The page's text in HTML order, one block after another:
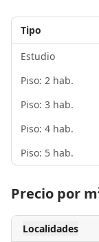
Tipo
Estudio
Piso: 2 hab.
Piso: 3 hab.
Piso: 4 hab.
Piso: 5 hab.
Precio por
Localidades